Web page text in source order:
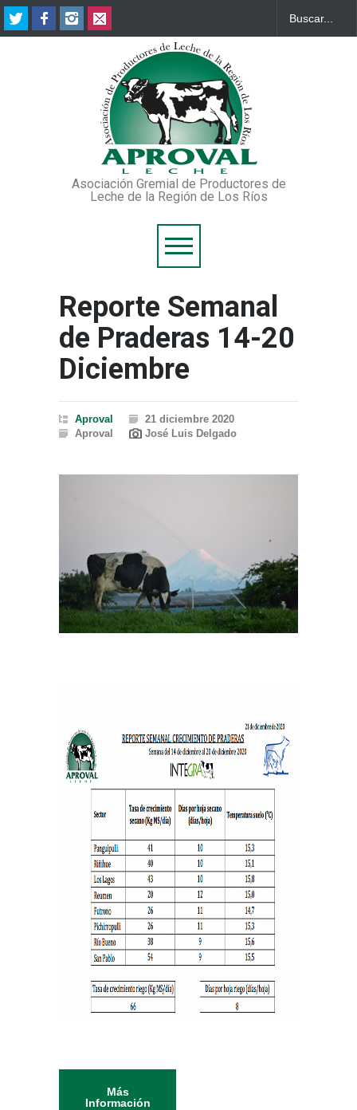
Asociación Gremial de Productores de
Leche de la Región de Los Ríos
Reporte Semanal
de Praderas 14-20
Diciembre
Aproval
21 diciembre 2020
Aproval
José Luis Delgado
Más
Información